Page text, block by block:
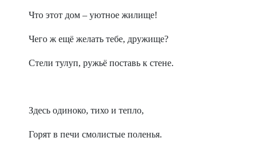
Что этот дом – уютное жилище!
Чего ж ещё желать тебе, дружище?
Стели тулуп, ружьё поставь к стене.
Здесь одиноко, тихо и тепло,
Горят в печи смолистые поленья.